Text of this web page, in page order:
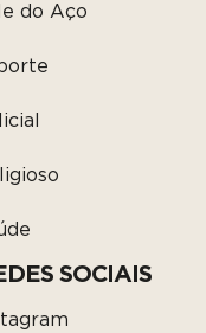
do Aço
SOCIAIS